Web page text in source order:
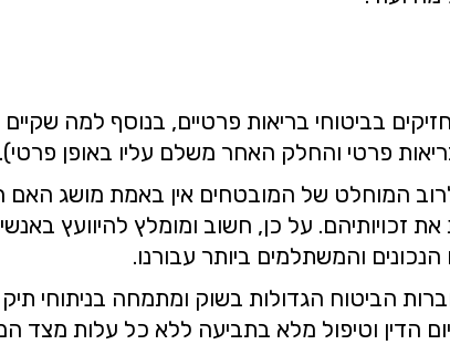
מ- 80% מהאוכלוסייה מחזיקים בביטוחי בריאות פרטיים,
פרטי והחלק האחר משלם עליו באופן פרטי).
המוחלט של המובטחים אין באמת מושג האם
זכויותיהם. על כן, חשוב ומומלץ להיוועץ
והמשתלמים ביותר עבורנו.
הביטוח הגדולות בשוק ומתמחה בניתוחי תיק
הדין וטיפול מלא בתביעה ללא כל עלות מצד